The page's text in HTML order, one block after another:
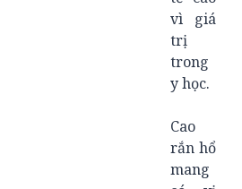
vì giá
trị
trong
y học.
Cao
rắn hổ
mang